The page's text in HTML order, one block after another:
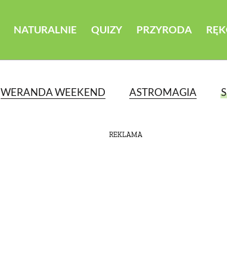
NATURALNIE QUIZY PRZYRODA
WERANDA WEEKEND ASTROMAGIA
REKLAMA